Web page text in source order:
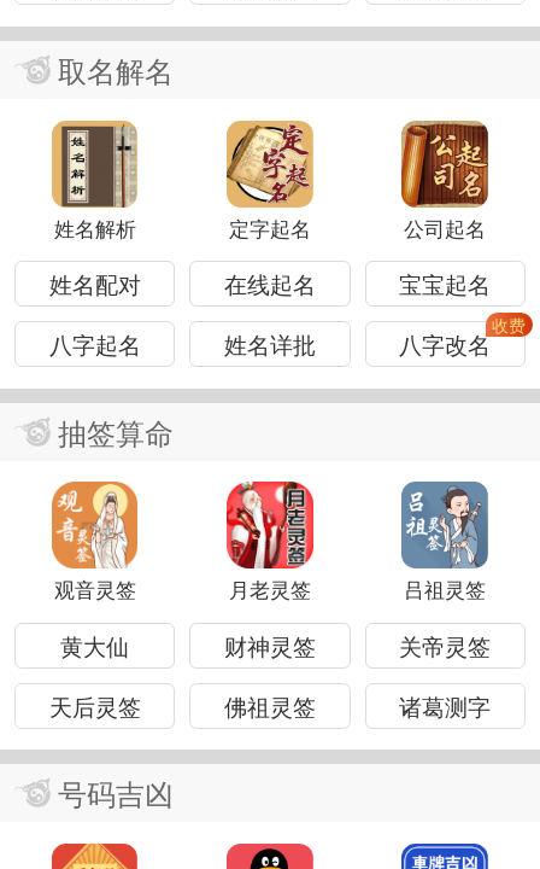
取名解名
姓名解析 定字起名 公司起名
姓名配对 在线起名
宝宝起名
八字起名
姓名详批 八字改名
抽签算命
观音灵签 月老灵签 吕祖灵签
黄大仙 财神灵签
关帝灵签
天后灵签
佛祖灵签 诸葛测字
号码吉凶